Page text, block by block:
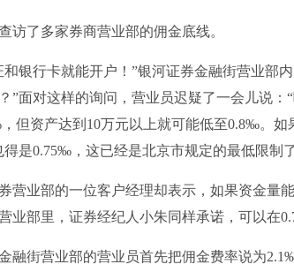
访了多家券商营业部的佣金底线。
和银行卡就能开户！”银河证券金融街营业部
”面对这样的询问，营业员迟疑了一会儿说
但资产达到10万元以上就可能低至0.8‰。如
得是0.75‰，这已经是北京市规定的最低限制
营业部的一位客户经理却表示，如果资金量
业部里，证券经纪人小朱同样承诺，可以在
融街营业部的营业员首先把佣金费率说为